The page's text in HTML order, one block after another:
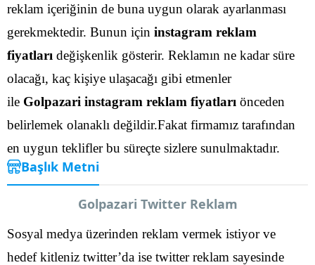
reklam içeriğinin de buna uygun olarak ayarlanması
gerekmektedir. Bunun için instagram reklam
fiyatları değişkenlik gösterir. Reklamın ne kadar süre
olacağı, kaç kişiye ulaşacağı gibi etmenler
ile Golpazari instagram reklam fiyatları önceden
belirlemek olanaklı değildir.Fakat firmamız tarafından
en uygun teklifler bu süreçte sizlere sunulmaktadır.
Başlık Metni
Golpazari Twitter Reklam
Sosyal medya üzerinden reklam vermek istiyor ve
hedef kitleniz twitter’da ise twitter reklam sayesinde